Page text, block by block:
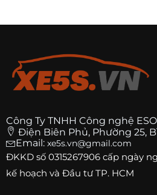
Công Ty TNHH Công nghệ ESO
Điện Biên Phủ, Phường 25,
Email: xe5s.vn@gmail.com
ĐKKD số 0315267906 cấp ngày
kế hoạch và Đầu tư TP. HCM